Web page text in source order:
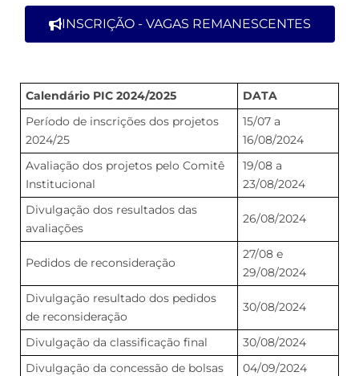
INSCRIÇÃO - VAGAS REMANESCENTES
Calendário PIC 2024/2025
DATA
Período de inscrições dos projetos
2024/25
15/07 a
16/08/2024
Avaliação dos projetos pelo Comitê
Institucional
19/08 a
23/08/2024
Divulgação dos resultados das
avaliações
26/08/2024
Pedidos de reconsideração
27/08 e
29/08/2024
Divulgação resultado dos pedidos
de reconsideração
30/08/2024
Divulgação da classificação final
30/08/2024
Divulgação da concessão de bolsas
04/09/2024